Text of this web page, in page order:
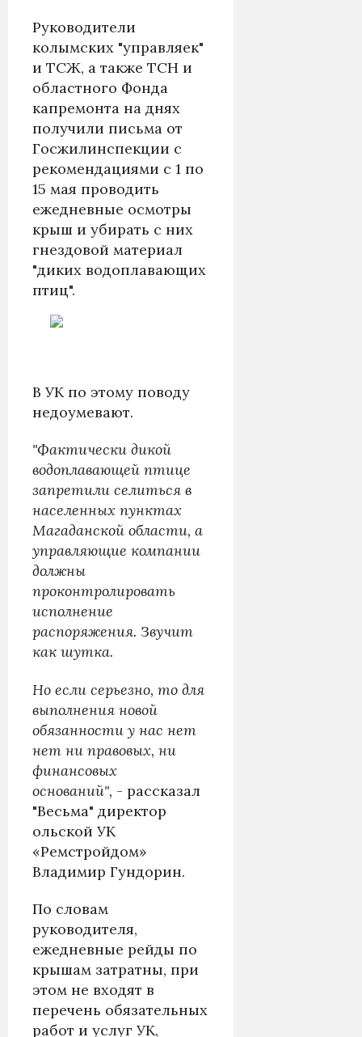
Руководители
колымских "управляек"
и ТСЖ, а также ТСН и
областного Фонда
капремонта на днях
получили письма от
Госжилинспекции с
рекомендациями с 1 по
15 мая проводить
ежедневные осмотры
крыш и убирать с них
гнездовой материал
"диких водоплавающих
птиц".
В УК по этому поводу
недоумевают.
"Фактически дикой
водоплавающей птице
запретили селиться в
населенных пунктах
Магаданской области, а
управляющие компании
должны
проконтролировать
исполнение
распоряжения. Звучит
как шутка.
Но если серьезно, то для
выполнения новой
обязанности у нас нет
нет ни правовых, ни
финансовых
оснований", - рассказал
"Весьма" директор
ольской УК
«Ремстройдом»
Владимир Гундорин.
По словам
руководителя,
ежедневные рейды по
крышам затратны, при
этом не входят в
перечень обязательных
работ и услуг УК,